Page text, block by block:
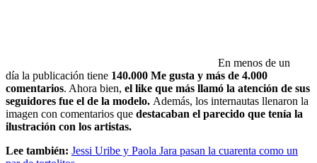
En menos de un
día la publicación tiene 140.000 Me gusta y más de 4.000
comentarios. Ahora bien, el like que más llamó la atención de sus
seguidores fue el de la modelo. Además, los internautas llenaron la
imagen con comentarios que destacaban el parecido que tenía la
ilustración con los artistas.
Lee también: Jessi Uribe y Paola Jara pasan la cuarenta como un